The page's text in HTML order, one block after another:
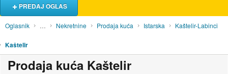
PREDAJ OGLAS
Oglasnik … Nekretnine Prodaja kuća Istarska Kaštelir-Labinci
Kaštelir
Prodaja kuća Kaštelir